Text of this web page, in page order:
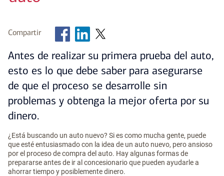
Compartir
Antes de realizar su primera prueba del auto,
esto es lo que debe saber para asegurarse
de que el proceso se desarrolle sin
problemas y obtenga la mejor oferta por su
dinero.
¿Está buscando un auto nuevo? Si es como mucha gente, puede
que esté entusiasmado con la idea de un auto nuevo, pero ansioso
por el proceso de compra del auto. Hay algunas formas de
prepararse antes de ir al concesionario que pueden ayudarle a
ahorrar tiempo y posiblemente dinero.